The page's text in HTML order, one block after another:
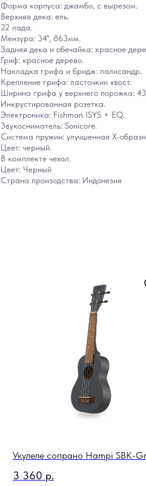
Форма корпуса: джамбо, с вырезом.
Верхняя дека: ель.
22 лада.
Мензура: 34'', 863мм.
Задняя дека и обечайка: красное
Гриф: красное дерево.
Накладка грифа и бридж: палисандр.
Крепление грифа: ласточкин хвост.
Ширина грифа у верхнего порожка:
Инкрустированная розетка.
Электроника: Fishman ISYS + EQ.
Звукосниматель: Sonicore.
Система пружин: улучшенная X-
Цвет: черный.
В комплекте чехол.
Цвет: Черный
Страна произодства: Индонезия
Укулеле сопрано Hampi SBK-
3 360 р.